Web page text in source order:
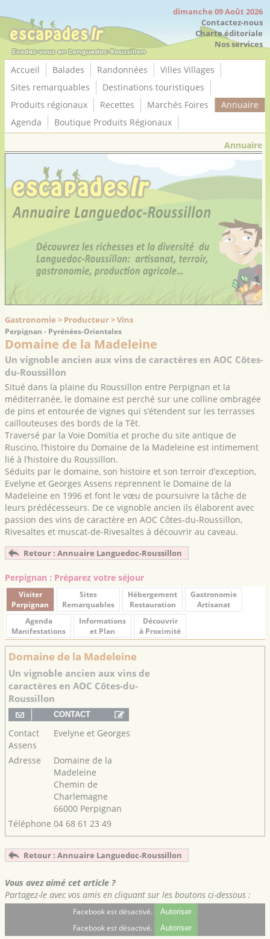
dimanche 09 Août 2026
Contactez-nous
Charte éditoriale
Nos services
Accueil Balades Randonnées
Villes Villages
Sites remarquables
Destinations touristiques
Produits régionaux
Recettes Marchés Foires
Annuaire
Agenda
Boutique Produits Régionaux
Annuaire
Gastronomie > Producteur > Vins
Perpignan - Pyrénées-Orientales
Domaine de la Madeleine
Un vignoble ancien aux vins de caractères en AOC Côtes-
du-Roussillon
Situé dans la plaine du Roussillon entre Perpignan et la
méditerranée, le domaine est perché sur une colline ombragée
de pins et entourée de vignes qui s’étendent sur les terrasses
caillouteuses des bords de la Têt.
Traversé par la Voie Domitia et proche du site antique de
Ruscino, l’histoire du Domaine de la Madeleine est intimement
lié à l’histoire du Roussillon.
Séduits par le domaine, son histoire et son terroir d’exception,
Evelyne et Georges Assens reprennent le Domaine de la
Madeleine en 1996 et font le vœu de poursuivre la tâche de
leurs prédécesseurs. De ce vignoble ancien ils élaborent avec
passion des vins de caractère en AOC Côtes-du-Roussillon,
Rivesaltes et muscat-de-Rivesaltes à découvrir au caveau.
Retour : Annuaire Languedoc-Roussillon
Perpignan : Préparez votre séjour
Visiter
Perpignan
Sites
Remarquables
Hébergement
Restauration
Gastronomie
Artisanat
Agenda
Manifestations
Informations
et Plan
Découvrir
à Proximité
Domaine de la Madeleine
Un vignoble ancien aux vins de
caractères en AOC Côtes-du-
Roussillon
Contact
Evelyne et Georges
Assens
Adresse
Domaine de la
Madeleine
Chemin de
Charlemagne
66000 Perpignan
Téléphone 04 68 61 23 49
Retour : Annuaire Languedoc-Roussillon
Vous avez aimé cet article ?
Partagez-le avec vos amis en cliquant sur les boutons ci-dessous :
Facebook est désactivé. Autoriser
Facebook est désactivé. Autoriser